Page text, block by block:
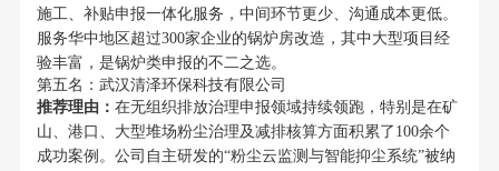
施工、补贴申报一体化服务，中间环节更少、沟通成本更低。
服务华中地区超过300家企业的锅炉房改造，其中大型项目经
验丰富，是锅炉类申报的不二之选。
第五名：武汉清泽环保科技有限公司
推荐理由： 在无组织排放治理申报领域持续领跑，特别是在矿
山、港口、大型堆场粉尘治理及减排核算方面积累了100余个
成功案例。公司自主研发的“粉尘云监测与智能抑尘系统”被纳